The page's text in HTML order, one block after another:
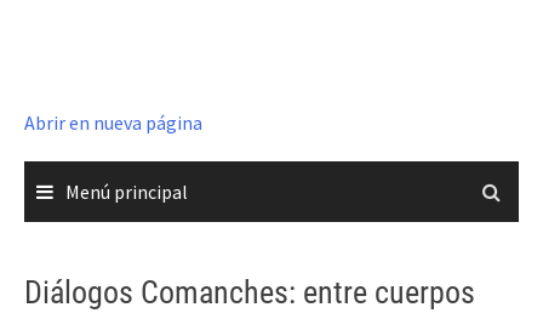
Abrir en nueva página
Menú principal
Diálogos Comanches: entre cuerpos